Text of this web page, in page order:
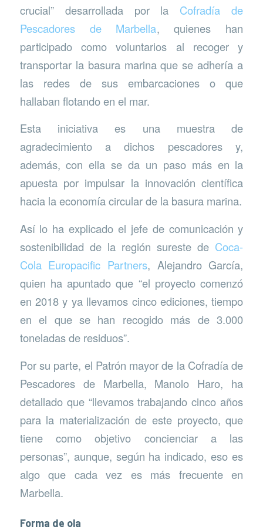
crucial” desarrollada por la Cofradía de
Pescadores de Marbella, quienes han
participado como voluntarios al recoger y
transportar la basura marina que se adhería a
las redes de sus embarcaciones o que
hallaban flotando en el mar.
Esta iniciativa es una muestra de
agradecimiento a dichos pescadores y,
además, con ella se da un paso más en la
apuesta por impulsar la innovación científica
hacia la economía circular de la basura marina.
Así lo ha explicado el jefe de comunicación y
sostenibilidad de la región sureste de Coca-
Cola Europacific Partners, Alejandro García,
quien ha apuntado que “el proyecto comenzó
en 2018 y ya llevamos cinco ediciones, tiempo
en el que se han recogido más de 3.000
toneladas de residuos”.
Por su parte, el Patrón mayor de la Cofradía de
Pescadores de Marbella, Manolo Haro, ha
detallado que “llevamos trabajando cinco años
para la materialización de este proyecto, que
tiene como objetivo concienciar a las
personas”, aunque, según ha indicado, eso es
algo que cada vez es más frecuente en
Marbella.
Forma de ola